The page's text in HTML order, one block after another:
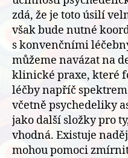
zdá, že je toto úsilí
však bude nutné
s konvenčními
můžeme navázat na
klinické praxe, které
léčby napříč
včetně psychedeliky
jako další složky pro
vhodná. Existuje
mohou pomoci